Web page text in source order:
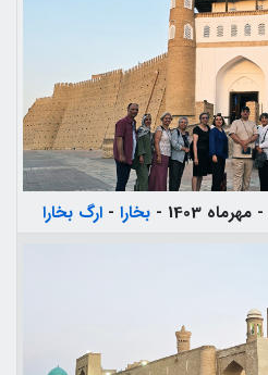
- مهرماه 1403 - بخارا -ارگ بخارا